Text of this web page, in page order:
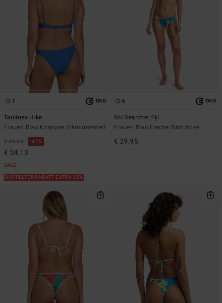
1 ÖKO
Tanlines Hike
Frauen Blau Knappes Bikiniunterteil
€ 45,95 47%
€ 24,13
SALE
DOPPELTER RABATT EXTRA 25%
6 ÖKO
Sol Searcher Fiji
Frauen Blau Freche Bikinihose
€ 29,95